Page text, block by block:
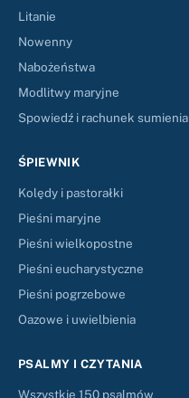
Litanie
Nowenny
Nabożeństwa
Modlitwy maryjne
Spowiedź i rachunek sumienia
ŚPIEWNIK
Kolędy i pastorałki
Pieśni maryjne
Pieśni wielkopostne
Pieśni eucharystyczne
Pieśni pogrzebowe
Oazowe i uwielbienia
PSALMY I CZYTANIA
Wszystkie 150 psalmów